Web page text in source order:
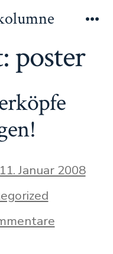
poster
11. Januar 2008
zu
Nazis